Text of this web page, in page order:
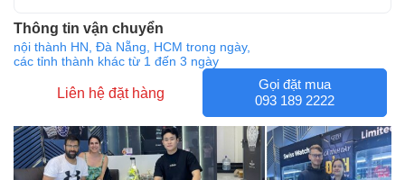
Thông tin vận chuyển
nội thành HN, Đà Nẵng, HCM trong ngày,
các tỉnh thành khác từ 1 đến 3 ngày
Liên hệ đặt hàng
Gọi đặt mua
093 189 2222